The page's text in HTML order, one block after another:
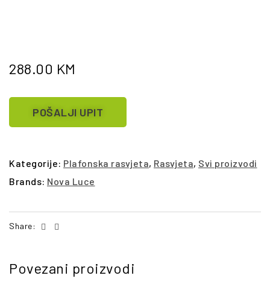
288.00 KM
POŠALJI UPIT
Kategorije: Plafonska rasvjeta, Rasvjeta, Svi proizvodi
Brands: Nova Luce
Share: Facebook
Povezani proizvodi